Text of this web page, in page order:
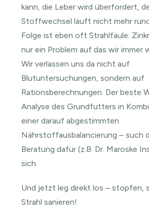
kann, die Leber wird überfordert,
Stoffwechsel läuft nicht mehr
Folge ist eben oft Strahlfäule.
nur ein Problem auf das wir immer
Wir verlassen uns da nicht auf
Blutuntersuchungen, sondern auf
Rationsberechnungen. Der beste
Analyse des Grundfutters in
einer darauf abgestimmten
Nährstoffausbalancierung – such
Beratung dafür (z.B. Dr. Maroske
sich.
Und jetzt leg direkt los – stopfen,
Strahl sanieren!